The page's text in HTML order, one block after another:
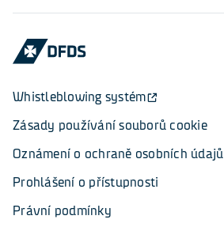
Whistleblowing systém
Zásady používání souborů cookie
Oznámení o ochraně osobních údajů
Prohlášení o přístupnosti
Právní podmínky